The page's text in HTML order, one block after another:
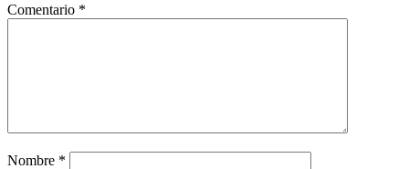
Comentario *
Nombre *